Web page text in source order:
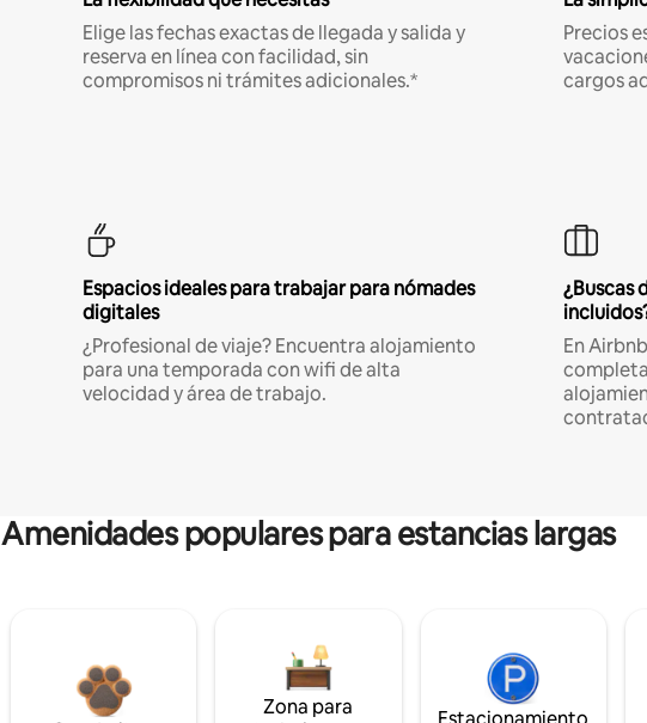
Elige las fechas exactas de llegada y salida y
reserva en línea con facilidad, sin
compromisos ni trámites adicionales.*
Precios
cargos
Espacios ideales para trabajar para nómades
digitales
¿Profesional de viaje? Encuentra alojamiento
para una temporada con wifi de alta
velocidad y área de trabajo.
¿Buscas
En
Amenidades populares para estancias largas
Zona para